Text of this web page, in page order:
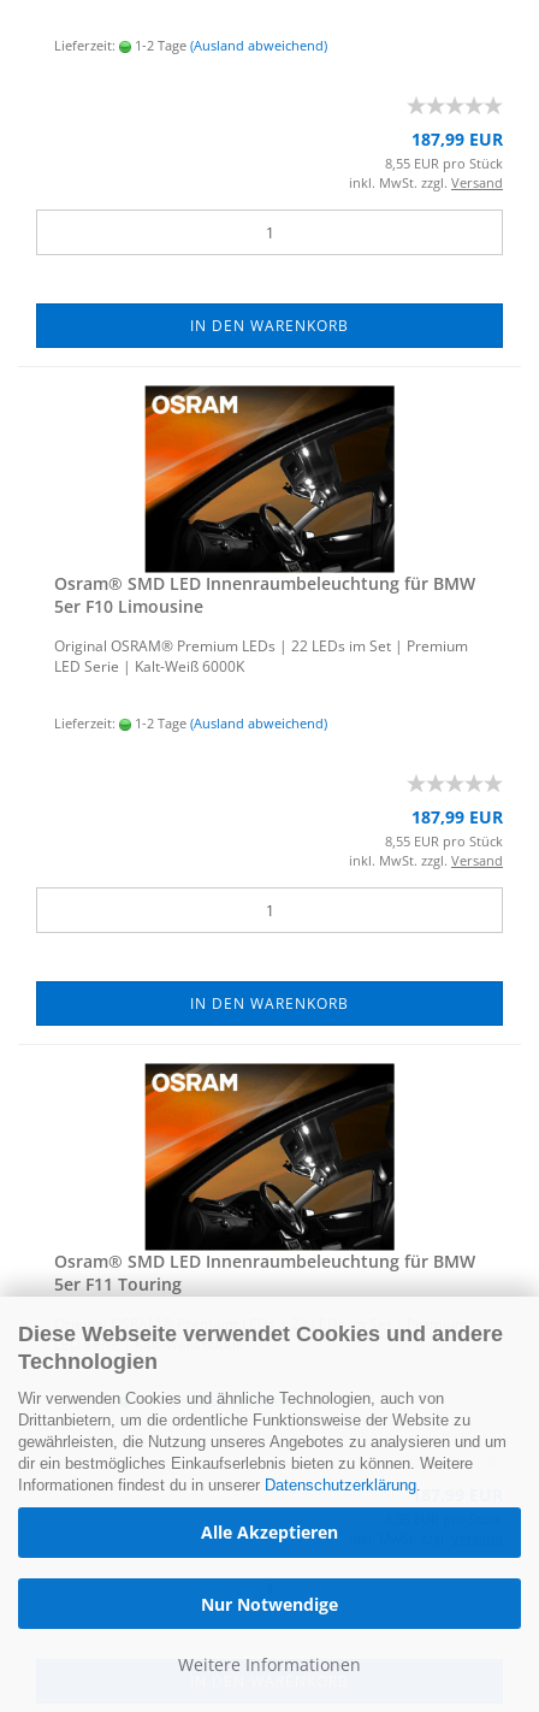
Diese Webseite verwendet Cookies und andere
Technologien
Wir verwenden Cookies und ähnliche Technologien, auch von
Drittanbietern, um die ordentliche Funktionsweise der Website zu
gewährleisten, die Nutzung unseres Angebotes zu analysieren und um
dir ein bestmögliches Einkaufserlebnis bieten zu können. Weitere
Informationen findest du in unserer Datenschutzerklärung
Alle Akzeptieren
Nur Notwendige
Weitere Informationen
Lieferzeit: 1-2 Tage (Ausland abweichend)
187,99 EUR
8,55 EUR pro Stück
inkl. MwSt. zzgl. Versand
IN DEN WARENKORB
Osram® SMD LED In­nen­raum­be­leuch­tung für BMW
5er F10 Li­mou­si­ne
Ori­gi­nal OSRAM® Pre­mi­um LEDs | 22 LEDs im Set | Pre­mi­um
LED Serie | Kalt-​Weiß 6000K
Lieferzeit: 1-2 Tage (Ausland abweichend)
187,99 EUR
8,55 EUR pro Stück
inkl. MwSt. zzgl. Versand
IN DEN WARENKORB
Osram® SMD LED In­nen­raum­be­leuch­tung für BMW
5er F11 Tou­ring
Ori­gi­nal OSRAM® Pre­mi­um LEDs | 22 LEDs im Set | Pre­mi­um
LED Serie | Kalt-​Weiß 6000K
Lieferzeit: 1-2 Tage (Ausland abweichend)
187,99 EUR